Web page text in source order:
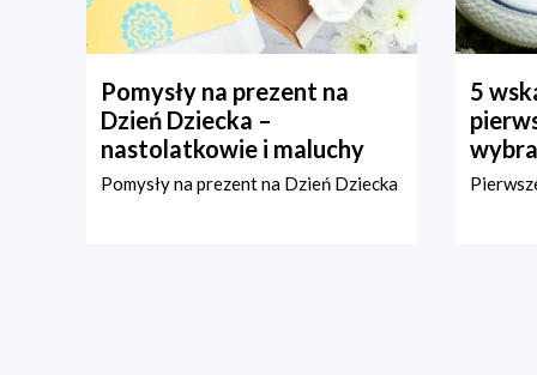
Pomysły na prezent na
Dzień Dziecka –
nastolatkowie i maluchy
Pomysły na prezent na Dzień Dziecka
5